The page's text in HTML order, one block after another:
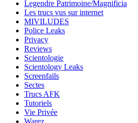
Legendre Patrimoine/Magnificia
Les trucs vus sur internet
MIVILUDES
Police Leaks
Privacy
Reviews
Scientologie
Scientology Leaks
Screenfails
Sectes
Trucs AFK
Tutoriels
Vie Privée
Warez